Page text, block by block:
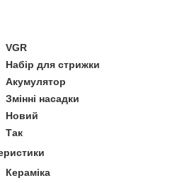
VGR
Набір для стрижки
Акумулятор
Змінні насадки
Новий
Так
Кераміка